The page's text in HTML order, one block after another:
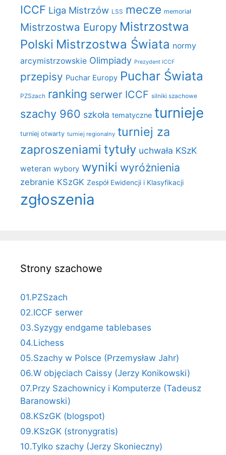
ICCF Liga Mistrzów LSS mecze memoriał
Mistrzostwa Europy Mistrzostwa
Polski Mistrzostwa Świata normy
arcymistrzowskie Olimpiady Prezydent ICCF
przepisy Puchar Europy Puchar Świata
PZSzach ranking serwer ICCF silniki szachowe
szachy 960 szkoła tematyczne turnieje
turniej otwarty turniej regionalny turniej za
zaproszeniami tytuły uchwała KSzK
weteran wybory wyniki wyróżnienia
zebranie KSzGK Zespół Ewidencji i Klasyfikacji
zgłoszenia
Strony szachowe
01.PZSzach
02.ICCF serwer
03.Syzygy endgame tablebases
04.Lichess
05.Szachy w Polsce (Przemysław Jahr)
06.W objęciach Caissy (Jerzy Konikowski)
07.Przy Szachownicy i Komputerze (Tadeusz
Baranowski)
08.KSzGK (blogspot)
09.KSzGK (stronygratis)
10.Tylko szachy (Jerzy Skonieczny)